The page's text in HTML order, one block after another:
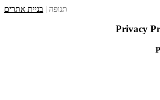
תנופה | בניית אתרים
Privacy